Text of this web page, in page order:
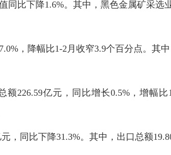
比下降1.6%。其中，黑色金属矿采选
，降幅比1-2月收窄3.9个百分点。其
亿元，同比增长0.5%，增幅比
同比下降31.3%。其中，出口总额19.80